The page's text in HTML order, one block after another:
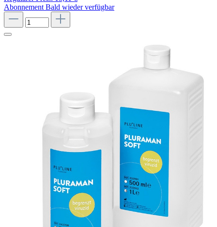
Abonnement Bald wieder verfügbar